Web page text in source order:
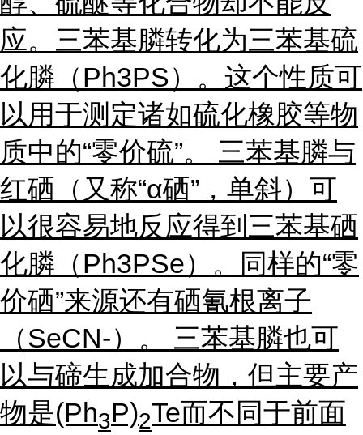
应。三苯基膦转化为三苯基硫
化膦（Ph3PS）。这个性质可
以用于测定诸如硫化橡胶等物
质中的“零价硫”。 三苯基膦与
红硒（又称“α硒”，单斜）可
以很容易地反应得到三苯基硒
化膦（Ph3PSe）。同样的“零
价硒”来源还有硒氰根离子
（SeCN-）。 三苯基膦也可
以与碲生成加合物，但主要产
物是(Ph3P)2Te而不同于前面